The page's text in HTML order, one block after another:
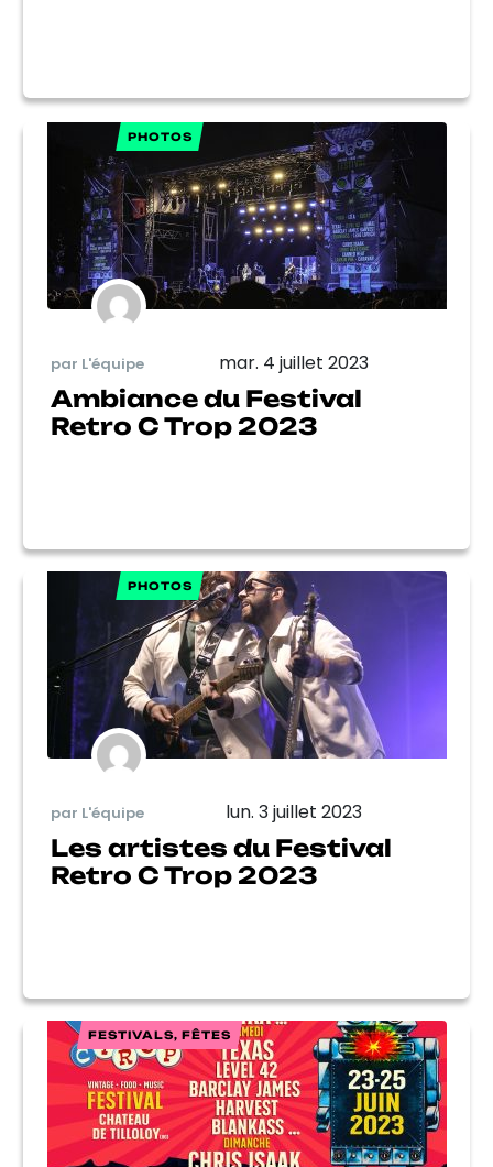
PHOTOS
par L'équipe mar. 4 juillet 2023
Ambiance du Festival
Retro C Trop 2023
PHOTOS
par L'équipe lun. 3 juillet 2023
Les artistes du Festival
Retro C Trop 2023
FESTIVALS, FÊTES